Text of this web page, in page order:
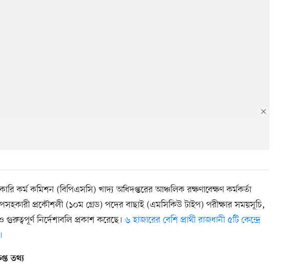
কর্ম কমিশন (বিপিএসসি) খাদ্য অধিদপ্তরের আঞ্চলিক রক্ষণাবেক্ষণ কর্মকর্তা
প্রকৌশলী (১০ম গ্রেড) পদের বাছাই (এমসিকিউ টাইপ) পরীক্ষার সময়সূচি,
নির্দেশাবলি প্রকাশ করেছে। ৬ হাজারের বেশি প্রার্থী রাজধানী ৫টি কেন্দ্রে
তথ্য